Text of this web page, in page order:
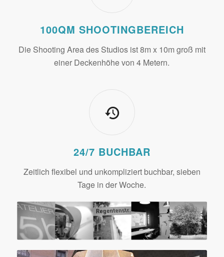
100QM SHOOTINGBEREICH
Die Shooting Area des Studios ist 8m x 10m groß mit
einer Deckenhöhe von 4 Metern.
24/7 BUCHBAR
Zeitlich flexibel und unkompliziert buchbar, sieben
Tage in der Woche.